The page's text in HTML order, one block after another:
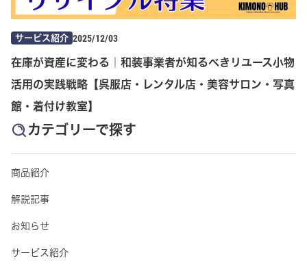
サービス紹介 2025/12/03
在庫が資産に変わる｜和装事業者が知るべきリユース小物
活用の実践戦略【呉服店・レンタル店・美容サロン・写真
館・着付け教室】
カテゴリーで探す
商品紹介
解説記事
お知らせ
サービス紹介